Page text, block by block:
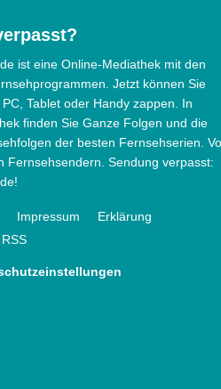
ist eine Online-Mediathek mit den
Jetzt können Sie
Tablet oder Handy zappen. In
finden Sie Ganze Folgen und die
der besten Fernsehserien.
Fernsehsendern. Sendung verpasst:
Impressum
Erklärung
RSS